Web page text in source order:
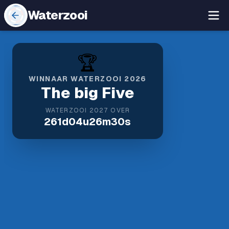
Waterzooi
🏆
WINNAAR WATERZOOI 2026
The big Five
WATERZOOI 2027 OVER
261d04u26m30s